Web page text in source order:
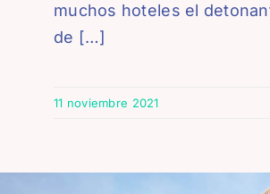
muchos hoteles el
de […]
11 noviembre 2021